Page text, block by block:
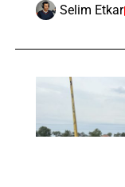
Selim Etkar